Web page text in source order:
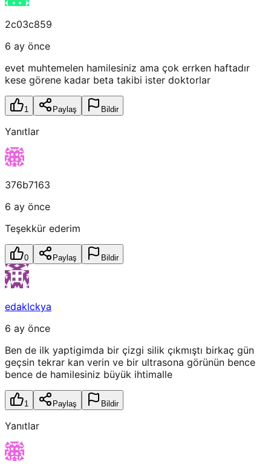
2c03c859
6 ay önce
evet muhtemelen hamilesiniz ama çok errken haftadır
kese görene kadar beta takibi ister doktorlar
1 Paylaş Bildir
Yanıtlar
376b7163
6 ay önce
Teşekkür ederim
0 Paylaş Bildir
edaklckya
6 ay önce
Ben de ilk yaptigimda bir çizgi silik çıkmıştı birkaç gün
geçsin tekrar kan verin ve bir ultrasona görünün bence
bence de hamilesiniz büyük ihtimalle
1 Paylaş Bildir
Yanıtlar